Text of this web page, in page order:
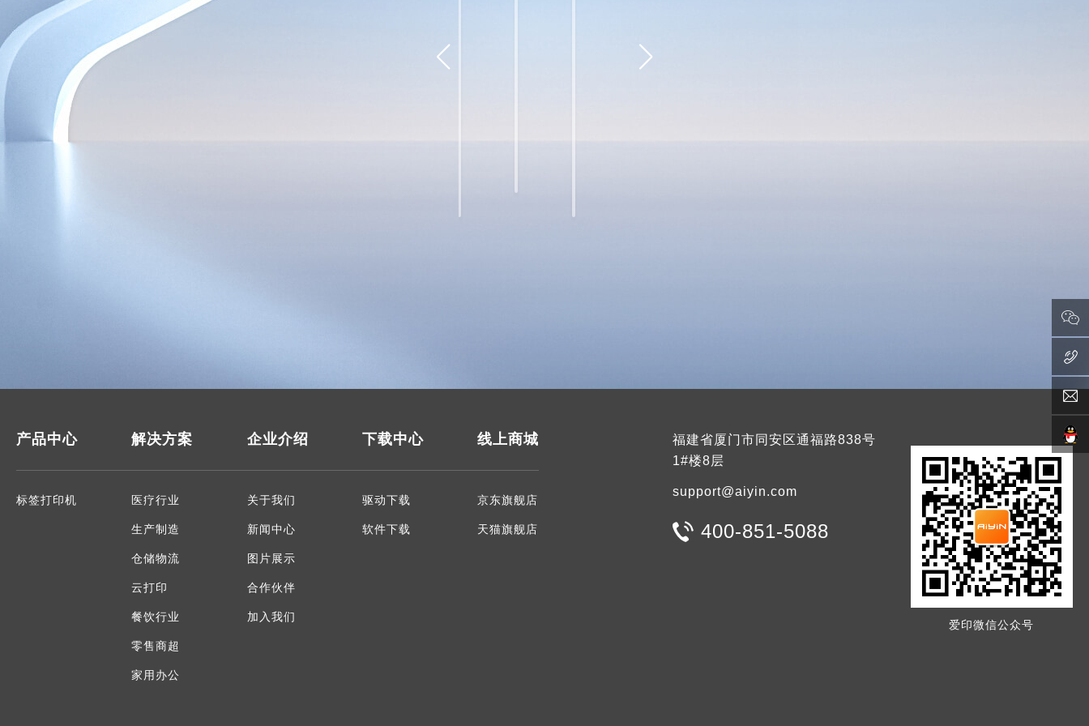
产品中心
标签打印机
解决方案
医疗行业
生产制造
仓储物流
云打印
餐饮行业
零售商超
家用办公
企业介绍
关于我们
新闻中心
图片展示
合作伙伴
加入我们
下载中心
驱动下载
软件下载
线上商城
京东旗舰店
天猫旗舰店
福建省厦门市同安区通福路838号
1#楼8层
support@aiyin.com
400-851-5088
爱印微信公众号